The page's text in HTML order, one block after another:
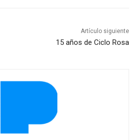
Artículo siguiente
15 años de Ciclo Rosa